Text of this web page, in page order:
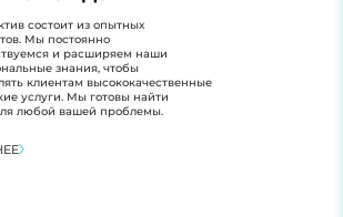
состоит из опытных
Мы постоянно
и расширяем наши
знания, чтобы
клиентам высококачественные
услуги. Мы готовы найти
любой вашей проблемы.